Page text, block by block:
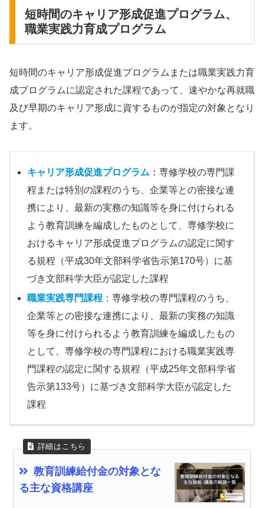
短時間のキャリア形成促進プログラム、
職業実践力育成プログラム
短時間のキャリア形成促進プログラムまたは職業実践力育
成プログラムに認定された課程であって、速やかな再就職
及び早期のキャリア形成に資するものが指定の対象となり
ます。
キャリア形成促進プログラム ：専修学校の専門課
程または特別の課程のうち、企業等との密接な連
携により、最新の実務の知識等を身に付けられる
よう教育訓練を編成したものとして、専修学校に
おけるキャリア形成促進プログラムの認定に関す
る規程（平成30年文部科学省告示第170号）に基
づき文部科学大臣が認定した課程
職業実践専門課程 ：専修学校の専門課程のうち、
企業等との密接な連携により、最新の実務の知識
等を身に付けられるよう教育訓練を編成したもの
として、専修学校の専門課程における職業実践専
門課程の認定に関する規程（平成25年文部科学省
告示第133号）に基づき文部科学大臣が認定した
課程
教育訓練給付金の対象とな
る主な資格講座